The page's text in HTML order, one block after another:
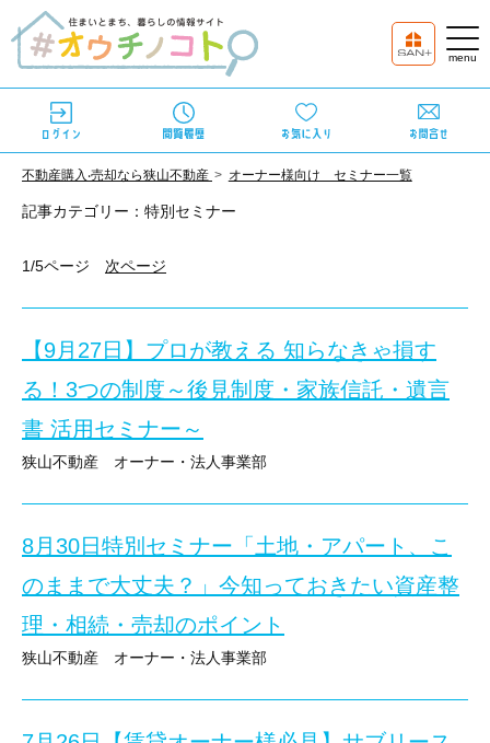
不動産購⼊‧売却なら狭⼭不動産 オーナー様向け セミナー一覧
記事カテゴリー：特別セミナー
1/5ページ 次ページ
【9月27日】プロが教える 知らなきゃ損す
る！3つの制度～後見制度・家族信託・遺言
書 活用セミナー～
狭山不動産 オーナー・法人事業部
プロが教える知らなきゃ損する！3つの制度
～後見制度・家族信託・遺言書 活用セミナー～
8月30日特別セミナー「土地・アパート、こ
のままで大丈夫？」今知っておきたい資産整
理・相続・売却のポイント
狭山不動産 オーナー・法人事業部